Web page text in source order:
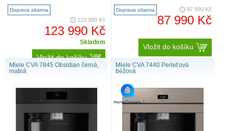
automaticky s AutoDescale a
AutoCl..
Doprava zdarma
123 990 Kč
123 990 Kč
Skladem
Vložit do košíku
čerstvě namletá káva – Ar..
Doprava zdarma 87 990 Kč
87 990 Kč
Vložit do košíku
Miele CVA 7845 Obsidian černá,
matná
Miele CVA 7440 Perleťová
béžová